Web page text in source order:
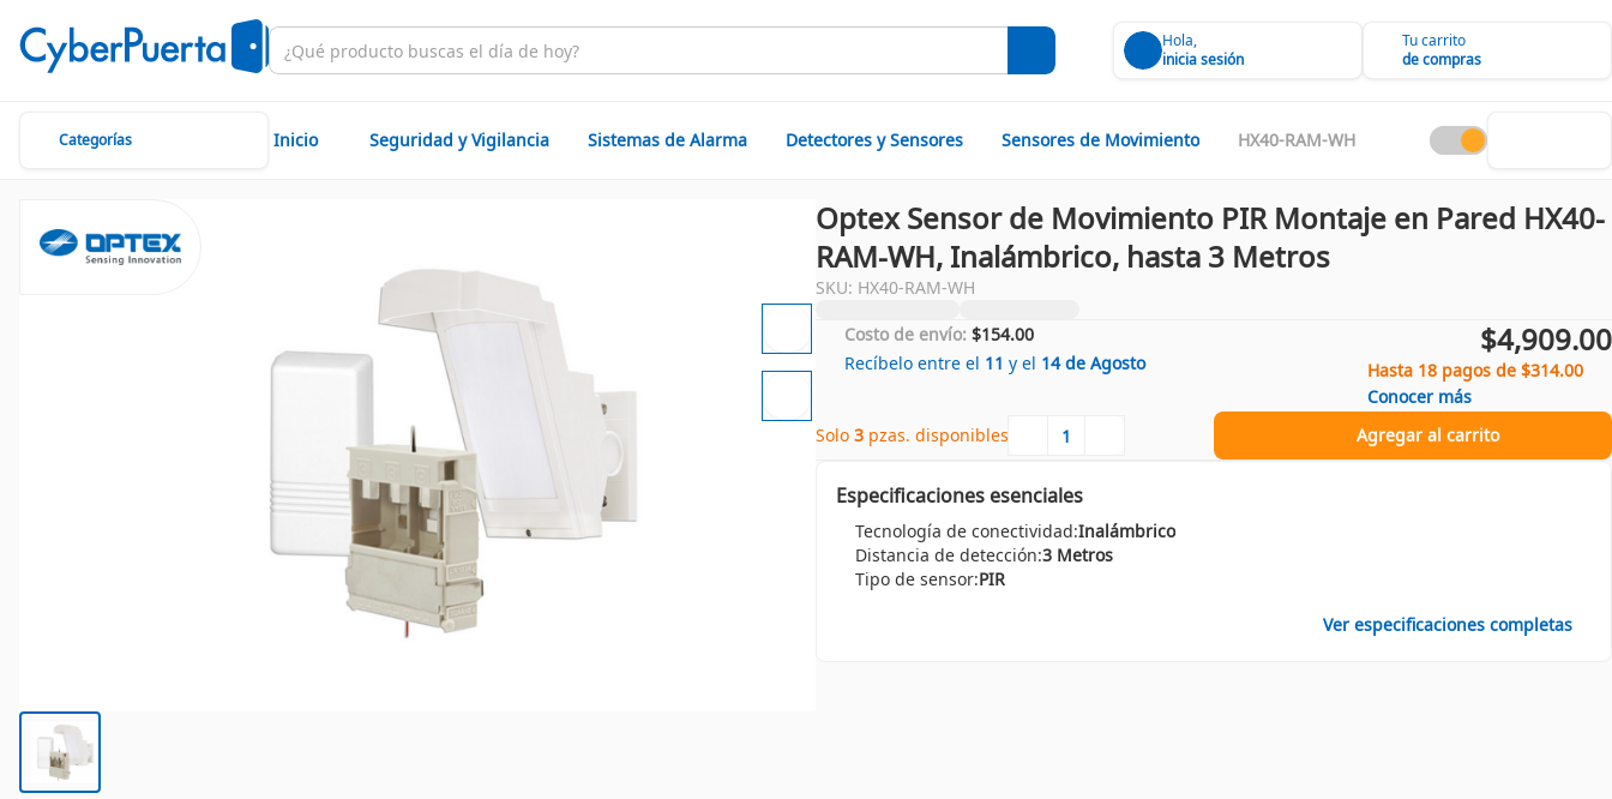
Hola,
inicia sesión
Tu carrito
de compras
Categorías Inicio Seguridad y Vigilancia Sistemas de Alarma Detectores y Sensores Sensores de Movimiento HX40-RAM-WH
Optex Sensor de Movimiento PIR Montaje en Pared HX40-
RAM-WH, Inalámbrico, hasta 3 Metros
SKU: HX40-RAM-WH
Costo de envío: $154.00
Recíbelo entre el 11 y el 14 de Agosto
$4,909.00
Hasta 18 pagos de $314.00
Conocer más
Solo 3 pzas. disponibles Agregar al carrito
Especificaciones esenciales
Tecnología de conectividad:Inalámbrico
Distancia de detección:3 Metros
Tipo de sensor:PIR
Ver especificaciones completas